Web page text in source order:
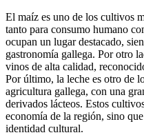
El maíz es uno de los cultivos
tanto para consumo humano
ocupan un lugar destacado,
gastronomía gallega. Por otro
vinos de alta calidad,
Por último, la leche es otro de
agricultura gallega, con una
derivados lácteos. Estos
economía de la región, sino
identidad cultural.